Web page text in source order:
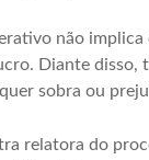
não
Diante
sobra ou
relatora do